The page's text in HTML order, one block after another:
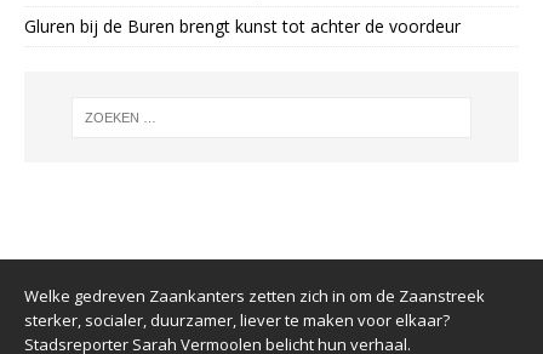
Gluren bij de Buren brengt kunst tot achter de voordeur
Welke gedreven Zaankanters zetten zich in om de Zaanstreek
sterker, socialer, duurzamer, liever te maken voor elkaar?
Stadsreporter Sarah Vermoolen belicht hun verhaal.